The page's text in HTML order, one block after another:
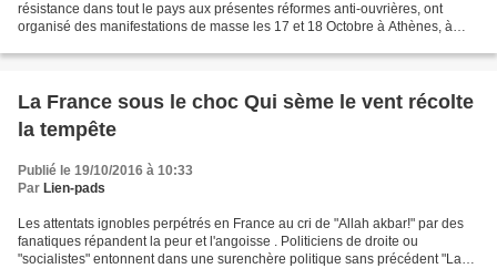
résistance dans tout le pays aux présentes réformes anti-ouvrières, ont
organisé des manifestations de masse les 17 et 18 Octobre à Athènes, à
La France sous le choc Qui sème le vent récolte
la tempête
Publié le 19/10/2016 à 10:33
Par Lien-pads
Les attentats ignobles perpétrés en France au cri de "Allah akbar!" par des
fanatiques répandent la peur et l'angoisse . Politiciens de droite ou
"socialistes" entonnent dans une surenchère politique sans précédent "La